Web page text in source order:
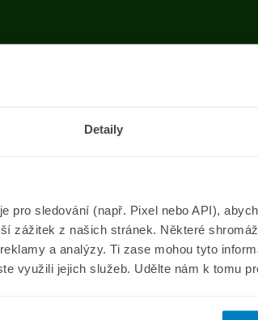
Detaily
pro sledování (např. Pixel nebo API),
zážitek z našich stránek. Některé
a analýzy. Ti zase mohou tyto
využili jejich služeb. Udělte nám k tomu
se
Přejít na úvodní stránku
Informace
Aktuality
O nás